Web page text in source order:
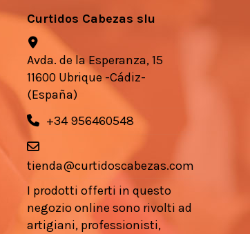
Curtidos Cabezas slu
Avda. de la Esperanza, 15
11600 Ubrique -Cádiz-
(España)
+34 956460548
tienda@curtidoscabezas.com
I prodotti offerti in questo
negozio online sono rivolti ad
artigiani, professionisti,